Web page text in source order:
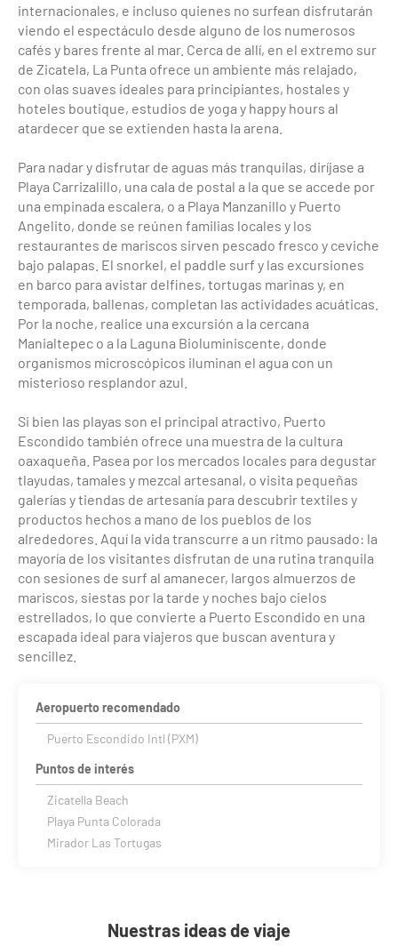
internacionales, e incluso quienes no surfean disfrutarán
viendo el espectáculo desde alguno de los numerosos
cafés y bares frente al mar. Cerca de allí, en el extremo sur
de Zicatela, La Punta ofrece un ambiente más relajado,
con olas suaves ideales para principiantes, hostales y
hoteles boutique, estudios de yoga y happy hours al
atardecer que se extienden hasta la arena.
Para nadar y disfrutar de aguas más tranquilas, diríjase a
Playa Carrizalillo, una cala de postal a la que se accede por
una empinada escalera, o a Playa Manzanillo y Puerto
Angelito, donde se reúnen familias locales y los
restaurantes de mariscos sirven pescado fresco y ceviche
bajo palapas. El snorkel, el paddle surf y las excursiones
en barco para avistar delfines, tortugas marinas y, en
temporada, ballenas, completan las actividades acuáticas.
Por la noche, realice una excursión a la cercana
Manialtepec o a la Laguna Bioluminiscente, donde
organismos microscópicos iluminan el agua con un
misterioso resplandor azul.
Si bien las playas son el principal atractivo, Puerto
Escondido también ofrece una muestra de la cultura
oaxaqueña. Pasea por los mercados locales para degustar
tlayudas, tamales y mezcal artesanal, o visita pequeñas
galerías y tiendas de artesanía para descubrir textiles y
productos hechos a mano de los pueblos de los
alrededores. Aquí la vida transcurre a un ritmo pausado: la
mayoría de los visitantes disfrutan de una rutina tranquila
con sesiones de surf al amanecer, largos almuerzos de
mariscos, siestas por la tarde y noches bajo cielos
estrellados, lo que convierte a Puerto Escondido en una
escapada ideal para viajeros que buscan aventura y
sencillez.
Aeropuerto recomendado
Puerto Escondido Intl (PXM)
Puntos de interés
Zicatella Beach
Playa Punta Colorada
Mirador Las Tortugas
Nuestras ideas de viaje